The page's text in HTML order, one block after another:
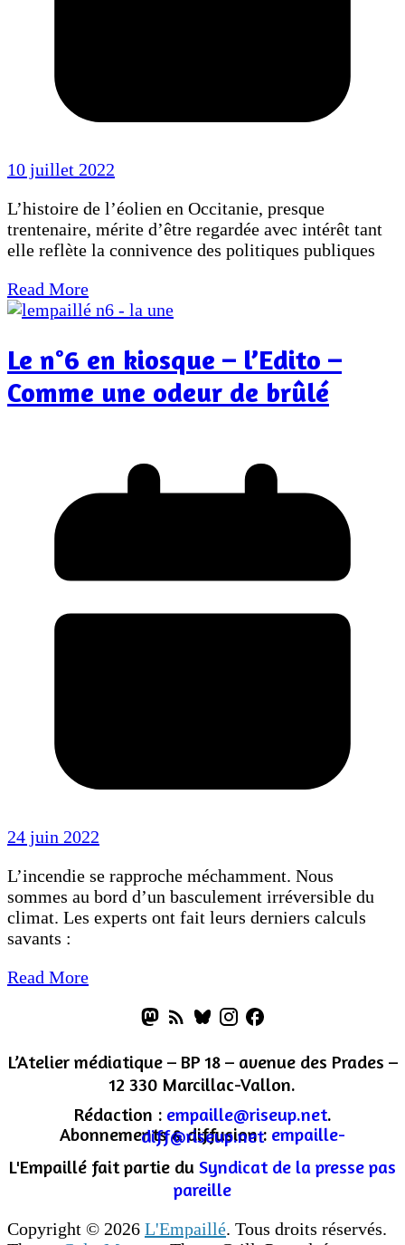
10 juillet 2022
L’histoire de l’éolien en Occitanie, presque
trentenaire, mérite d’être regardée avec intérêt tant
elle reflète la connivence des politiques publiques
Read More
Le n°6 en kiosque – l’Edito –
Comme une odeur de brûlé
24 juin 2022
L’incendie se rapproche méchamment. Nous
sommes au bord d’un basculement irréversible du
climat. Les experts ont fait leurs derniers calculs
savants :
Read More
L’Atelier médiatique – BP 18 – avenue des Prades –
12 330 Marcillac-Vallon.
Rédaction : empaille@riseup.net.
Abonnements & diffusion :
empaille-diff@riseup.net
L'Empaillé fait partie du Syndicat de la presse pas
pareille
Copyright © 2026 L'Empaillé. Tous droits réservés.